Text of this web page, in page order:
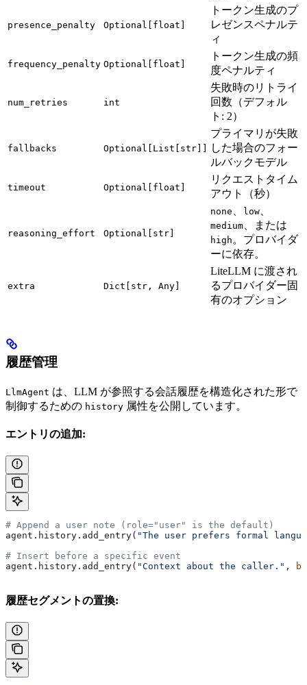
presence_penalty Optional[float]
トークン生成のプ
レゼンスペナルテ
ィ
frequency_penalty Optional[float]
トークン生成の頻
度ペナルティ
num_retries int
失敗時のリトライ
回数（デフォル
ト: 2）
fallbacks Optional[List[str]]
プライマリが失敗
した場合のフォー
ルバックモデル
timeout Optional[float]
リクエストタイム
アウト（秒）
reasoning_effort Optional[str]
none low
medium 、または
high 。プロバイダ
ーに依存。
extra Dict[str, Any]
LiteLLM に渡され
るプロバイダー固
有のオプション
履歴管理
LlmAgent は、LLM が参照する会話履歴を構造化された形で
制御するための history 属性を公開しています。
エントリの追加:
# Append a user note (role="user" is the default)
agent.history.add_entry( "The user prefers formal
# Insert before a specific event
agent.history.add_entry( "Context about the caller." ,
履歴セグメントの置換: